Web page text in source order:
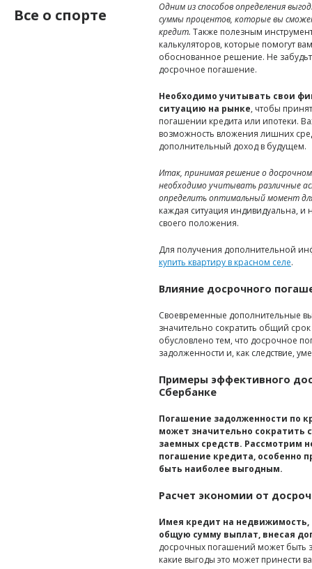
Все о спорте
Одним из способов определения
суммы процентов, которые вы
кредит. Также полезным
калькуляторов, которые помогут
обоснованное решение. Не
досрочное погашение.
Необходимо учитывать свои
ситуацию на рынке, чтобы
погашении кредита или ипотеки.
возможность вложения лишних
дополнительный доход в будущем.
Итак, принимая решение о
необходимо учитывать различные
определить оптимальный момент
каждая ситуация индивидуальна,
своего положения.
Для получения дополнительной
купить квартиру в красном селе.
Влияние досрочного
Своевременные дополнительные
значительно сократить общий
обусловлено тем, что досрочное
задолженности и, как следствие,
Примеры эффективного
Сбербанке
Погашение задолженности по
может значительно сократить
заемных средств. Рассмотрим
погашение кредита, особенно
быть наиболее выгодным.
Расчет экономии от
Имея кредит на
общую сумму выплат, внесая
досрочных погашений может быть
какие выгоды это может принести